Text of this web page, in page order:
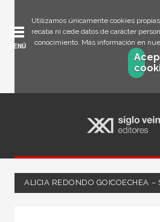
Utilizamos únicamente cookies
recaba ni cede datos de carácter
conocimiento. Más información en
MENÚ
ALICIA REDONDO GOICOECHEA –